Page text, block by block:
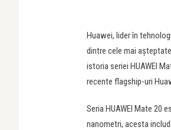
Huawei, lider în
dintre cele mai
istoria seriei HUAWEI
recente flagship-uri
Seria HUAWEI Mate 20
nanometri, acesta